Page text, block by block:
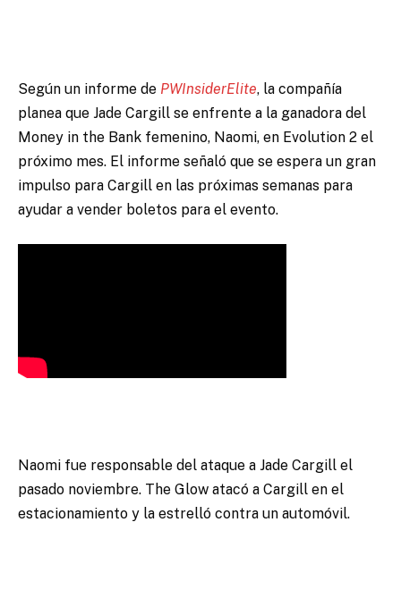
Según un informe de PWInsiderElite, la compañía
planea que Jade Cargill se enfrente a la ganadora del
Money in the Bank femenino, Naomi, en Evolution 2 el
próximo mes. El informe señaló que se espera un gran
impulso para Cargill en las próximas semanas para
ayudar a vender boletos para el evento.
Naomi fue responsable del ataque a Jade Cargill el
pasado noviembre. The Glow atacó a Cargill en el
estacionamiento y la estrelló contra un automóvil.